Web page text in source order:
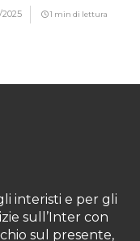
1 min di lettura
interisti e per gli
sull’Inter con
sul presente,